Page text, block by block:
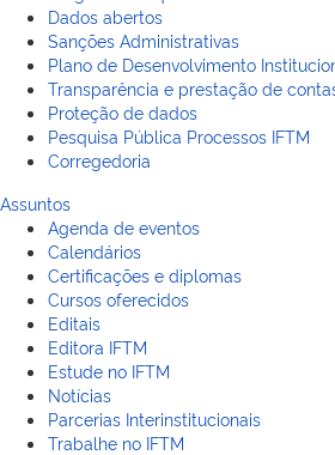
Dados abertos
Sanções Administrativas
Plano de Desenvolvimento
Transparência e prestação de
Proteção de dados
Pesquisa Pública Processos IFTM
Corregedoria
Assuntos
Agenda de eventos
Calendários
Certificações e diplomas
Cursos oferecidos
Editais
Editora IFTM
Estude no IFTM
Notícias
Parcerias Interinstitucionais
Trabalhe no IFTM